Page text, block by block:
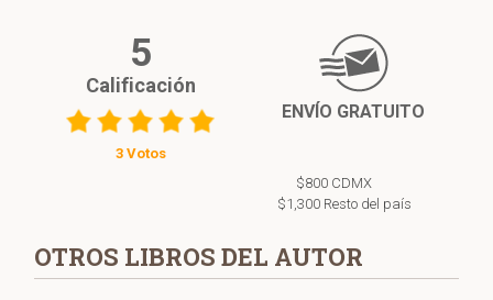
5
Calificación
3 Votos
ENVÍO GRATUITO
$800 CDMX
$1,300 Resto del país
OTROS LIBROS DEL AUTOR